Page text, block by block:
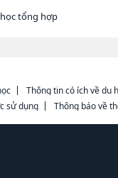
tổng hợp
Thông tin có ích về du
sử dụng
Thông báo về